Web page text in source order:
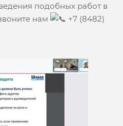
подобных работ в
нам
+7 (8482)